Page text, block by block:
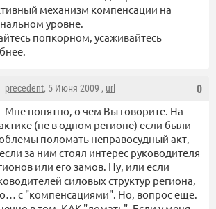
механизм компенсации на
уровне.
попкорном, усаживайтесь
0
precedent, 5 Июня 2009 , url
Мне понятно, о чем Вы говорите. На
(не в одном регионе) если были
поломать неправосудный акт,
за ним стоял интерес руководителя
или его замов. Ну, или если
силовых структур региона,
с "компенсациями". Но, вопрос еще.